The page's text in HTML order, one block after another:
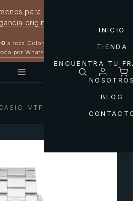
para estrenar tu próxima
original
a toda Colombia
por WhatsApp
INICIO
TIENDA
ENCUENTRA TU
BLOG
MTP-VD02D-1EUDF